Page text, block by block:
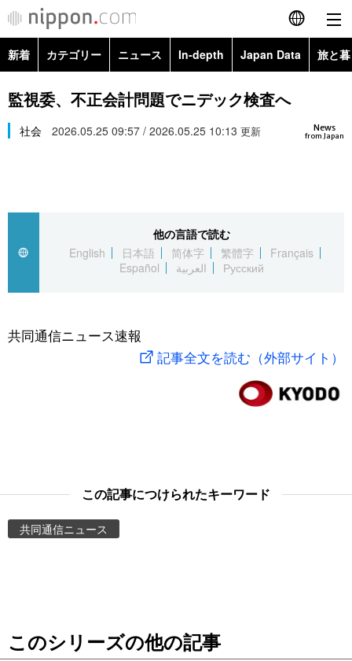
English
简体字
繁體字
العربية
社会
旅と暮らし
東京
新着 カテゴリー ニュース In-depth Japan Data 旅と
政治・外交
経済・ビジネス
社会
文化
科学・技術
暮らし
Images
お知らせ
監視委、不正会計問題でニデック検査へ
News
from Japan
社会 2026.05.25 09:57 / 2026.05.25 10:13 更新
他の言語で読む
English
日本語 简体字 繁體字
Français
Español
العربية Русский
共同通信ニュース速報
記事全文を読む（外部サイト）
この記事につけられたキーワード
共同通信ニュース
このシリーズの他の記事